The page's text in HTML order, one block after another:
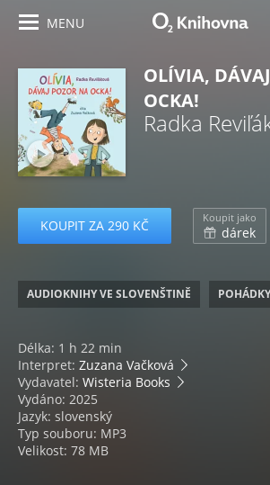
MENU
OLÍVIA,
OCKA!
Radka
KOUPIT ZA 290 KČ Koupit jako
dárek
AUDIOKNIHY VE SLOVENŠTINĚ POHÁDKY
Délka: 1 h 22 min
Interpret: Zuzana Vačková
Vydavatel: Wisteria Books
Vydáno: 2025
Jazyk: slovenský
Typ souboru: MP3
Velikost: 78 MB